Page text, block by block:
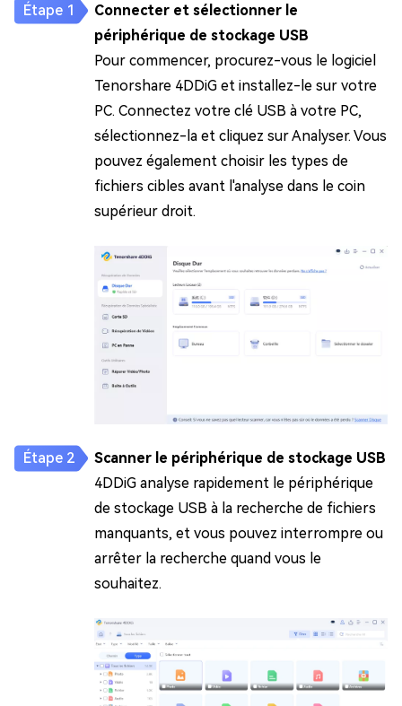
Connecter et sélectionner le
périphérique de stockage USB
Pour commencer, procurez-vous le logiciel
Tenorshare 4DDiG et installez-le sur votre
PC. Connectez votre clé USB à votre PC,
sélectionnez-la et cliquez sur Analyser. Vous
pouvez également choisir les types de
fichiers cibles avant l'analyse dans le coin
supérieur droit.
Scanner le périphérique de stockage USB
4DDiG analyse rapidement le périphérique
de stockage USB à la recherche de fichiers
manquants, et vous pouvez interrompre ou
arrêter la recherche quand vous le
souhaitez.